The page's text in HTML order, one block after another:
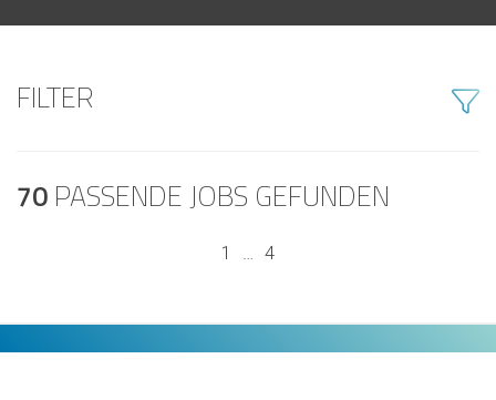
FILTER
70 PASSENDE JOBS GEFUNDEN
1 … 4